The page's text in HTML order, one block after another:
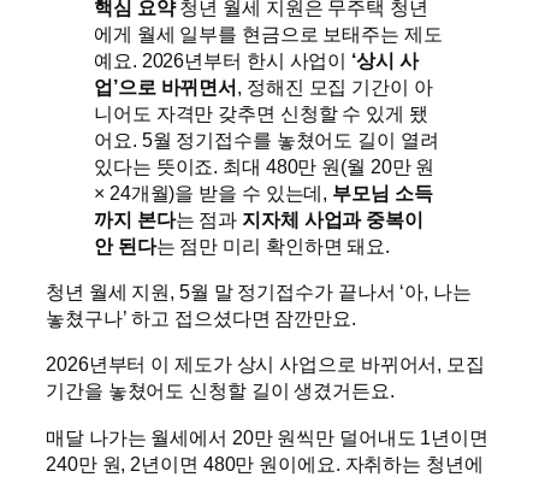
핵심 요약청년 월세 지원은 무주택 청년
에게 월세 일부를 현금으로 보태주는 제도
예요. 2026년부터 한시 사업이 ‘상시 사
업’으로 바뀌면서, 정해진 모집 기간이 아
니어도 자격만 갖추면 신청할 수 있게 됐
어요. 5월 정기접수를 놓쳤어도 길이 열려
있다는 뜻이죠. 최대 480만 원(월 20만 원
× 24개월)을 받을 수 있는데, 부모님 소득
까지 본다는 점과 지자체 사업과 중복이
안 된다는 점만 미리 확인하면 돼요.
청년 월세 지원, 5월 말 정기접수가 끝나서 ‘아, 나는
놓쳤구나’ 하고 접으셨다면 잠깐만요.
2026년부터 이 제도가 상시 사업으로 바뀌어서, 모집
기간을 놓쳤어도 신청할 길이 생겼거든요.
매달 나가는 월세에서 20만 원씩만 덜어내도 1년이면
240만 원, 2년이면 480만 원이에요. 자취하는 청년에